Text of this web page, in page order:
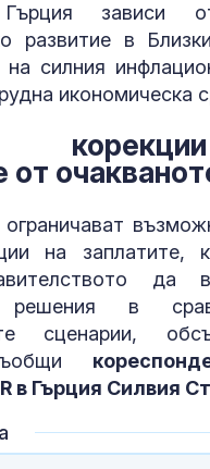
зависи
развитие в
силния
икономическа
от
ограничават
на заплатите,
да
решения в
сценарии,
в Гърция Силвия